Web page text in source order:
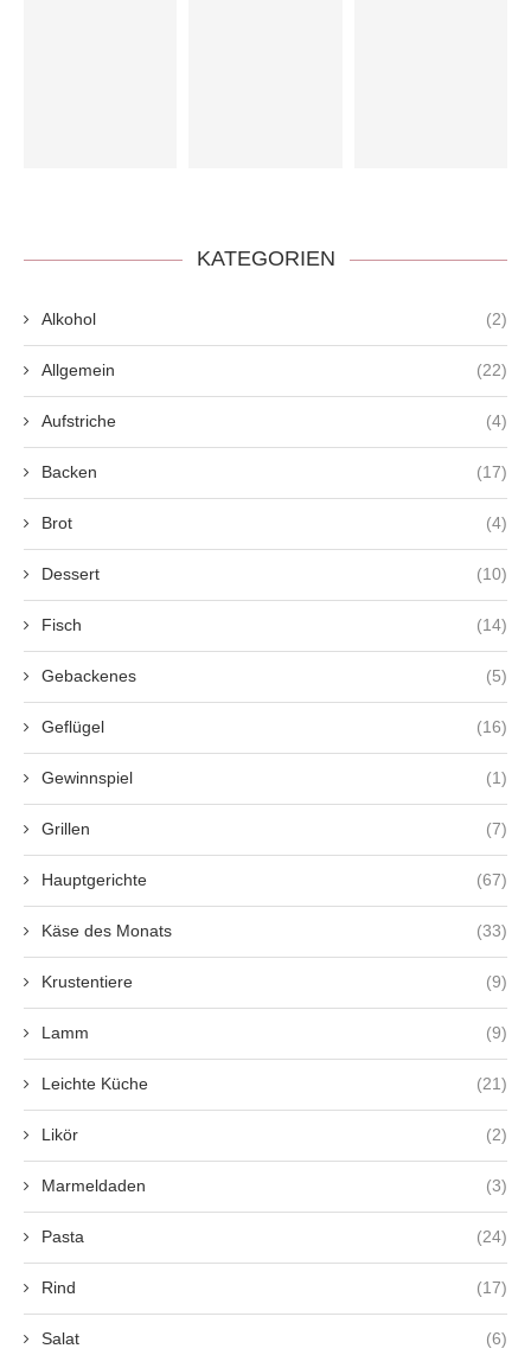
KATEGORIEN
Alkohol (2)
Allgemein (22)
Aufstriche (4)
Backen (17)
Brot (4)
Dessert (10)
Fisch (14)
Gebackenes (5)
Geflügel (16)
Gewinnspiel (1)
Grillen (7)
Hauptgerichte (67)
Käse des Monats (33)
Krustentiere (9)
Lamm (9)
Leichte Küche (21)
Likör (2)
Marmeldaden (3)
Pasta (24)
Rind (17)
Salat (6)